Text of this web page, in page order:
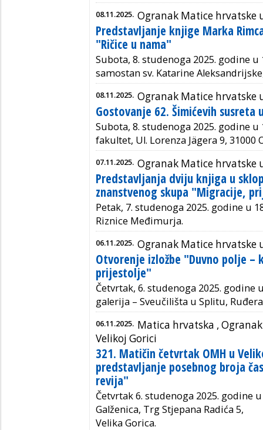
08.11.2025. Ogranak Matice hrvatske
Predstavljanje knjige Marka
"Ričice u nama"
Subota, 8. studenoga 2025. godine
samostan sv. Katarine
08.11.2025. Ogranak Matice hrvatske
Gostovanje 62. Šimićevih susreta
Subota, 8. studenoga 2025. godine u
fakultet, Ul. Lorenza Jägera 9, 31000
07.11.2025. Ogranak Matice hrvatske
Predstavljanja dviju knjiga u
znanstvenog skupa "Migracije,
Petak, 7. studenoga 2025. godine u
Riznice Međimurja.
06.11.2025. Ogranak Matice hrvatske
Otvorenje izložbe "Duvno polje –
prijestolje"
Četvrtak, 6. studenoga 2025. godine
galerija – Sveučilišta u Splitu,
06.11.2025. Matica hrvatska ,
Velikoj Gorici
321. Matičin četvrtak OMH u
predstavljanje posebnog broja
revija"
Četvrtak 6. studenoga 2025. godine
Galženica, Trg Stjepana Radića 5,
Velika Gorica.